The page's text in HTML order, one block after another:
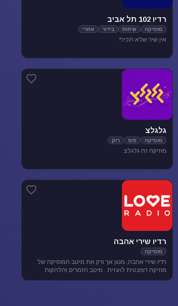
רדיו 102 תל אביב
מוסיקה שיחות בידור אזורי
אין שיר שלא תכיר!
גלגלצ
מוסיקה פופ רוק
מוזיקה זה גלגלצ
רדיו שירי אהבה
מוסיקה
רדיו שירי אהבה, מנגן אך ורק את מיטב המוסיקה של
מוזיקה רומנטית לועזית . מיטב הזמרים והלהקות